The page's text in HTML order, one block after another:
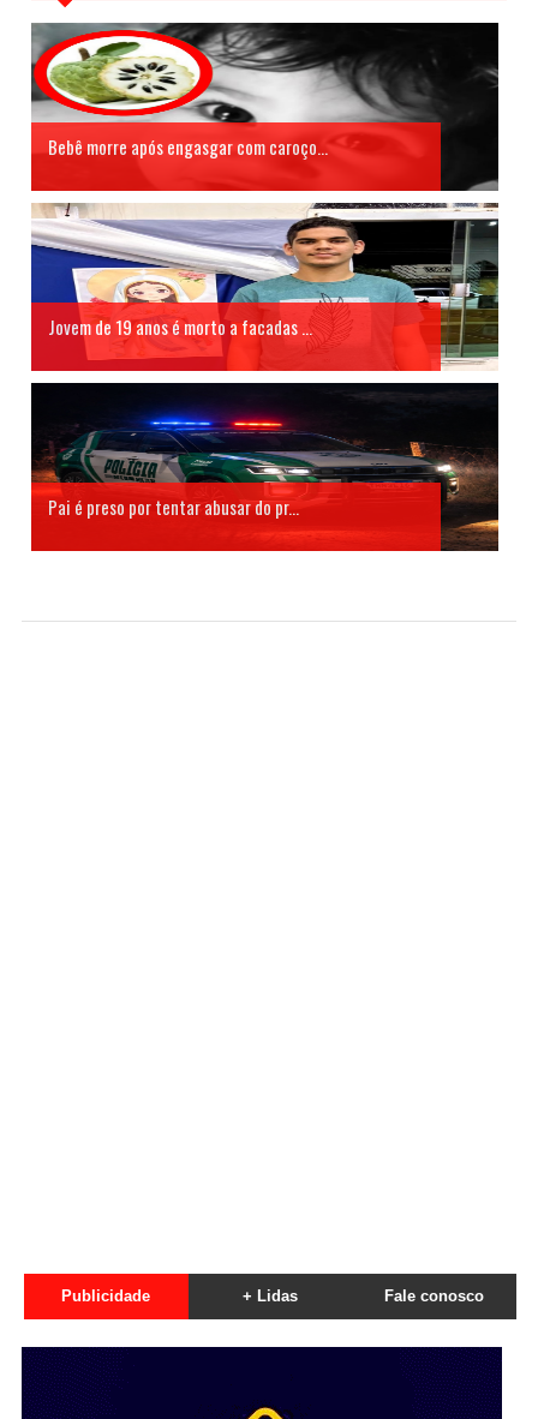
Bebê morre após engasgar com caroço...
Jovem de 19 anos é morto a facadas ...
Pai é preso por tentar abusar do pr...
Publicidade + Lidas Fale conosco